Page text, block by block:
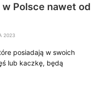
w Polsce nawet od
2023
posiadają w swoich
lub kaczkę, będą